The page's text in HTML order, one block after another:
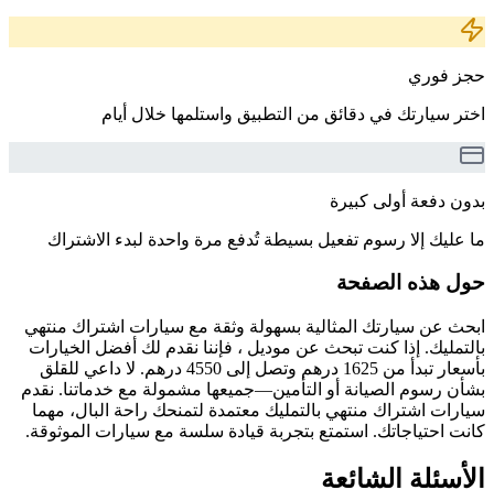
حجز فوري
اختر سيارتك في دقائق من التطبيق واستلمها خلال أيام
بدون دفعة أولى كبيرة
ما عليك إلا رسوم تفعيل بسيطة تُدفع مرة واحدة لبدء الاشتراك
حول هذه الصفحة
ابحث عن سيارتك المثالية بسهولة وثقة مع سيارات اشتراك منتهي
بالتمليك. إذا كنت تبحث عن موديل ، فإننا نقدم لك أفضل الخيارات
بأسعار تبدأ من 1625 درهم وتصل إلى 4550 درهم. لا داعي للقلق
بشأن رسوم الصيانة أو التأمين—جميعها مشمولة مع خدماتنا. نقدم
سيارات اشتراك منتهي بالتمليك معتمدة لتمنحك راحة البال، مهما
كانت احتياجاتك. استمتع بتجربة قيادة سلسة مع سيارات الموثوقة.
الأسئلة الشائعة